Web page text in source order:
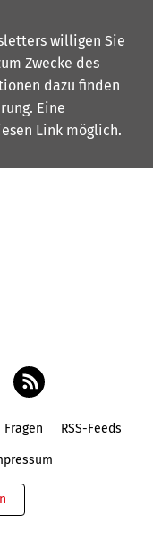
willigen Sie
Zwecke des
dazu finden
. Eine
Link möglich.
Fragen RSS-Feeds